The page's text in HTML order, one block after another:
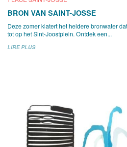
BRON VAN SAINT-JOSSE
Deze zomer klatert het heldere bronwater
tot op het Sint-Joostplein. Ontdek een...
LIRE PLUS